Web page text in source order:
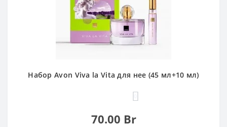
Набор Avon Viva la Vita для нее (45 мл+10 мл)
70.00 Br